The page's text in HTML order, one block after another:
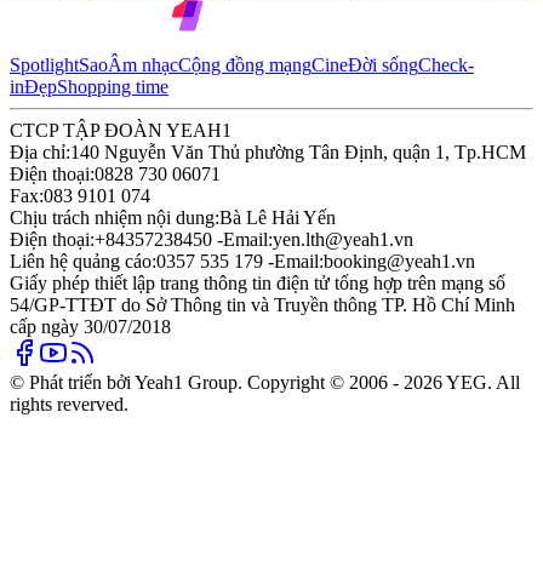
SpotlightSaoÂm nhạcCộng đồng mạngCineĐời sốngCheck-
inĐẹpShopping time
CTCP TẬP ĐOÀN YEAH1
Địa chỉ:140 Nguyễn Văn Thủ phường Tân Định, quận 1, Tp.HCM
Điện thoại:0828 730 06071
Fax:083 9101 074
Chịu trách nhiệm nội dung:Bà Lê Hải Yến
Điện thoại:+84357238450 -Email:yen.lth@yeah1.vn
Liên hệ quảng cáo:0357 535 179 -Email:booking@yeah1.vn
Giấy phép thiết lập trang thông tin điện tử tổng hợp trên mạng số
54/GP-TTĐT do Sở Thông tin và Truyền thông TP. Hồ Chí Minh
cấp ngày 30/07/2018
© Phát triển bởi Yeah1 Group. Copyright © 2006 - 2026 YEG. All
rights reverved.